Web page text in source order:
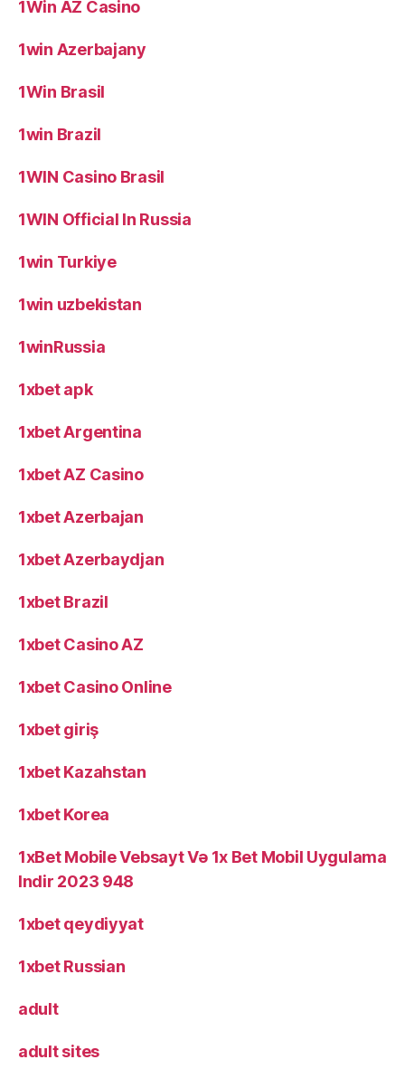
1Win AZ Casino
1win Azerbajany
1Win Brasil
1win Brazil
1WIN Casino Brasil
1WIN Official In Russia
1win Turkiye
1win uzbekistan
1winRussia
1xbet apk
1xbet Argentina
1xbet AZ Casino
1xbet Azerbajan
1xbet Azerbaydjan
1xbet Brazil
1xbet Casino AZ
1xbet Casino Online
1xbet giriş
1xbet Kazahstan
1xbet Korea
1xBet Mobile Vebsayt Və 1x Bet Mobil Uygulama
Indir 2023 948
1xbet qeydiyyat
1xbet Russian
adult
adult sites